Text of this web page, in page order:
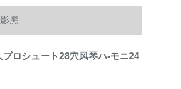
黑
ロシュート28穴风琴ハ-モニ24